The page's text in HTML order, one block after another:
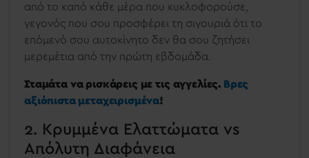
από το καπό κάθε μέρα που κυκλοφορούσε,
γεγονός που σου προσφέρει τη σιγουριά ότι το
επόμενό σου αυτοκίνητο δεν θα σου ζητήσει
μερεμέτια από την πρώτη εβδομάδα.
Σταμάτα να ρισκάρεις με τις αγγελίες. Βρες
αξιόπιστα μεταχειρισμένα!
2. Κρυμμένα Ελαττώματα vs
Απόλυτη Διαφάνεια